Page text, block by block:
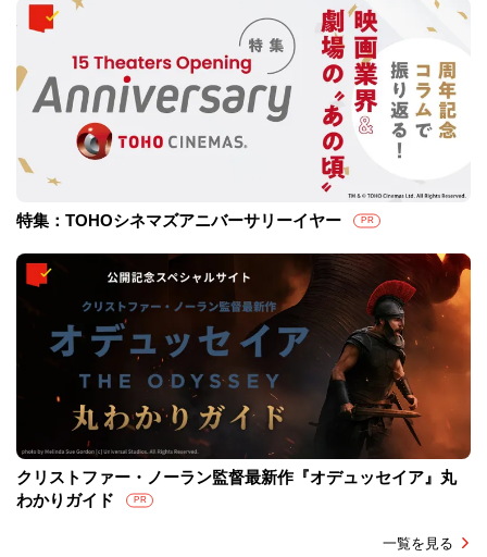
特集：TOHOシネマズアニバーサリーイヤー PR
クリストファー・ノーラン監督最新作『オデュッセイア』丸
わかりガイド
PR
一覧を見る